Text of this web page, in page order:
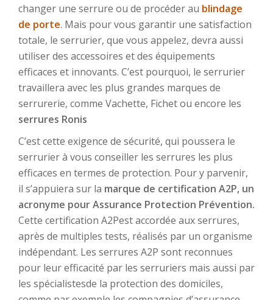
changer une serrure ou de procéder au blindage
de porte. Mais pour vous garantir une satisfaction
totale, le serrurier, que vous appelez, devra aussi
utiliser des accessoires et des équipements
efficaces et innovants. C’est pourquoi, le serrurier
travaillera avec les plus grandes marques de
serrurerie, comme Vachette, Fichet ou encore les
serrures Ronis
C’est cette exigence de sécurité, qui poussera le
serrurier à vous conseiller les serrures les plus
efficaces en termes de protection. Pour y parvenir,
il s’appuiera sur la marque de certification A2P, un
acronyme pour Assurance Protection Prévention.
Cette certification A2Pest accordée aux serrures,
après de multiples tests, réalisés par un organisme
indépendant. Les serrures A2P sont reconnues
pour leur efficacité par les serruriers mais aussi par
les spécialistesde la protection des domiciles,